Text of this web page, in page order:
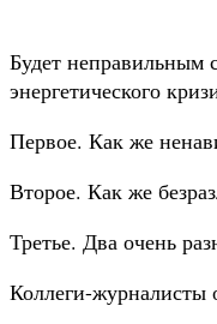
Будет неправильным
энергетического
Первое. Как же
Второе. Как же
Третье. Два очень
Коллеги-журналисты